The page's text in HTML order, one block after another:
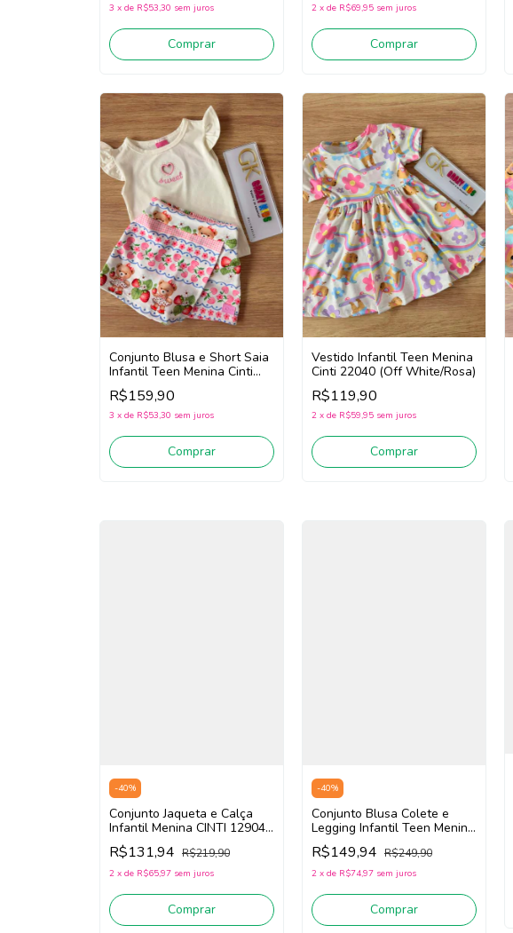
3 x de R$53,30 sem juros
Comprar
2 x de R$69,95 sem juros
Comprar
Conjunto Blusa e Short Saia
Infantil Teen Menina Cinti
22197 (Off White/Rosa)
R$159,90
3 x de R$53,30 sem juros
Comprar
Vestido Infantil Teen Menina
Cinti 22040 (Off White/Rosa)
R$119,90
2 x de R$59,95 sem juros
Comprar
-40%
Conjunto Jaqueta e Calça
Infantil Menina CINTI 12904
(Rosa)
R$131,94 R$219,90
2 x de R$65,97 sem juros
Comprar
-40%
Conjunto Blusa Colete e
Legging Infantil Teen Menina
Cinti 12894 (Preto/Branco)
R$149,94 R$249,90
2 x de R$74,97 sem juros
Comprar